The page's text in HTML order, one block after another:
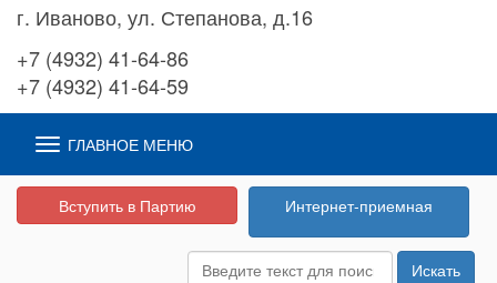
г. Иваново, ул. Степанова, д.16
+7 (4932) 41-64-86
+7 (4932) 41-64-59
ГЛАВНОЕ МЕНЮ
Вступить в Партию Интернет-приемная
Искать